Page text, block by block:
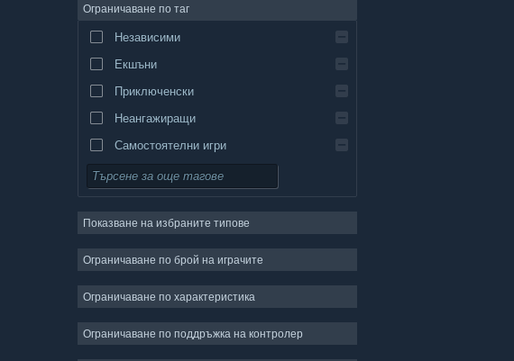
Испански — Испания
Испански — Латинска Америка
Гръцки
Ограничаване по таг
Независими
Екшъни
Приключенски
Неангажиращи
Самостоятелни игри
Симулации
Стратегии
Двуизмерни
Безплатни за пускане
Показване на избраните типове
Ограничаване по брой на играчите
Ограничаване по характеристика
Ограничаване по поддръжка на контролер